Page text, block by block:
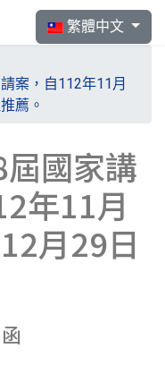
選擇你的語言
繁體中文
案，自112年11月
薦。
國家講
年11月
月29日